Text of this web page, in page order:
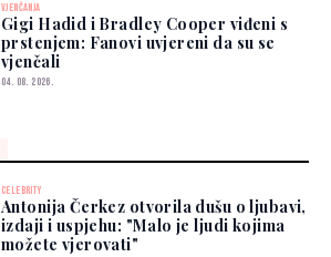
VJENČANJA
Gigi Hadid i Bradley Cooper viđeni s
prstenjem: Fanovi uvjereni da su se
vjenčali
04. 08. 2026.
CELEBRITY
Antonija Čerkez otvorila dušu o ljubavi,
izdaji i uspjehu: "Malo je ljudi kojima
možete vjerovati"